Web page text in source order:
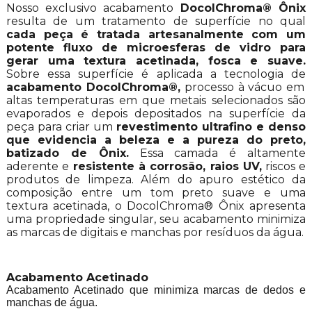
Nosso exclusivo acabamento DocolChroma® Ônix
resulta de um tratamento de superfície no qual
cada peça é tratada artesanalmente com um
potente fluxo de microesferas de vidro para
gerar uma textura acetinada, fosca e suave.
Sobre essa superfície é aplicada a tecnologia de
acabamento DocolChroma®,processo à vácuo em
altas temperaturas em que metais selecionados são
evaporados e depois depositados na superfície da
peça para criar um revestimento ultrafino e denso
que evidencia a beleza e a pureza do preto,
batizado de Ônix.Essa camada é altamente
aderente e resistente à corrosão, raios UV,riscos e
produtos de limpeza. Além do apuro estético da
composição entre um tom preto suave e uma
textura acetinada, o DocolChroma® Ônix apresenta
uma propriedade singular, seu acabamento minimiza
as marcas de digitais e manchas por resíduos da água.
Acabamento Acetinado
Acabamento Acetinado que minimiza marcas de dedos e
manchas de água.